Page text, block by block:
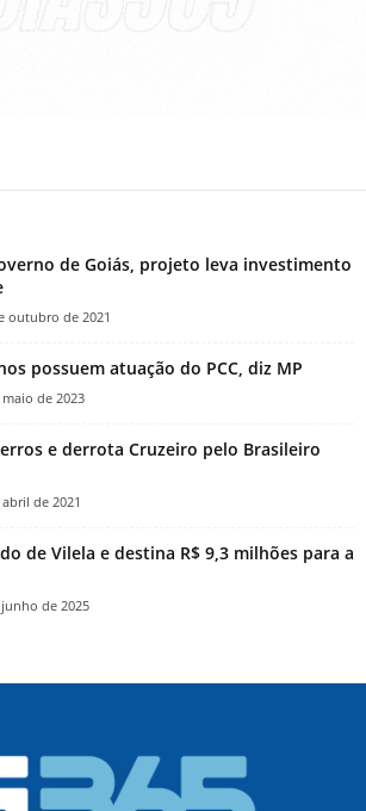
de Goiás, projeto leva investimento
outubro de 2021
possuem atuação do PCC, diz MP
maio de 2023
e derrota Cruzeiro pelo Brasileiro
de 2021
de Vilela e destina R$ 9,3 milhões para a
de 2025